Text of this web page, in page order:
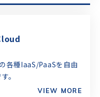
種IaaS/PaaSを自由
。
VIEW MORE